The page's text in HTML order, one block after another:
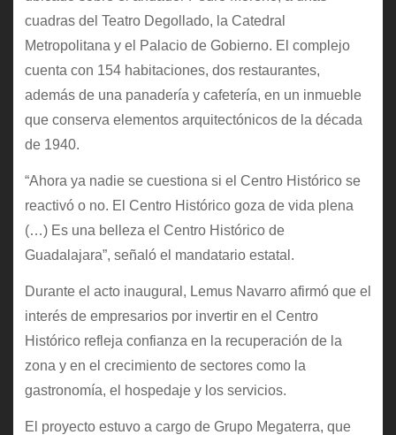
cuadras del Teatro Degollado, la Catedral
Metropolitana y el Palacio de Gobierno. El complejo
cuenta con 154 habitaciones, dos restaurantes,
además de una panadería y cafetería, en un inmueble
que conserva elementos arquitectónicos de la década
de 1940.
“Ahora ya nadie se cuestiona si el Centro Histórico se
reactivó o no. El Centro Histórico goza de vida plena
(…) Es una belleza el Centro Histórico de
Guadalajara”, señaló el mandatario estatal.
Durante el acto inaugural, Lemus Navarro afirmó que el
interés de empresarios por invertir en el Centro
Histórico refleja confianza en la recuperación de la
zona y en el crecimiento de sectores como la
gastronomía, el hospedaje y los servicios.
El proyecto estuvo a cargo de Grupo Megaterra, que